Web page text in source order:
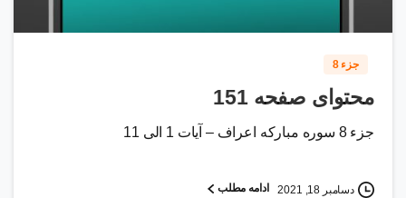
جزء 8
محتوای صفحه 151
جزء 8 سوره مبارکه اعراف – آیات 1 الی 11
دسامبر 18, 2021 ادامه مطلب